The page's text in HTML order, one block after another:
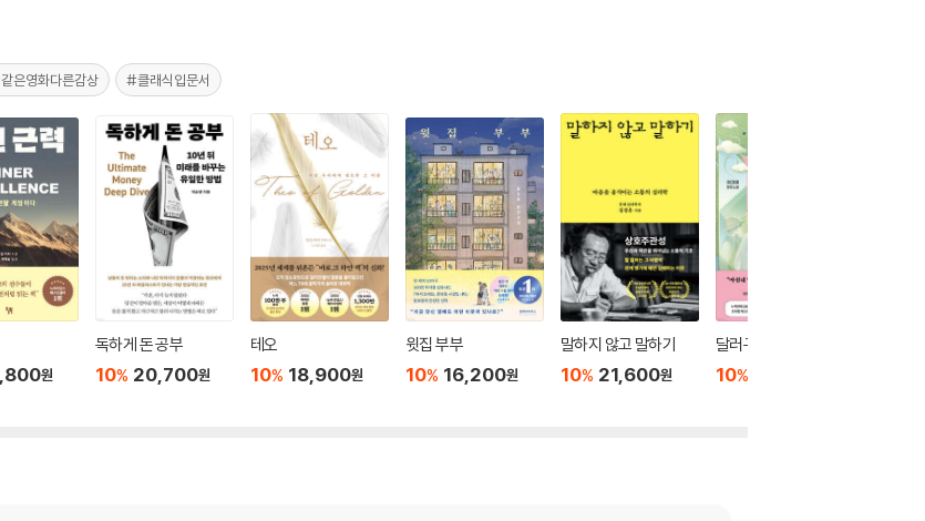
은영화다른감상 #클래식입문서
원
독하게 돈 공부
10% 20,700원
테오
10% 18,900원
윗집 부부
10% 16,200원
말하지 않고 말하기
10% 21,600원
달러구트 꿈 백화점 0
10%